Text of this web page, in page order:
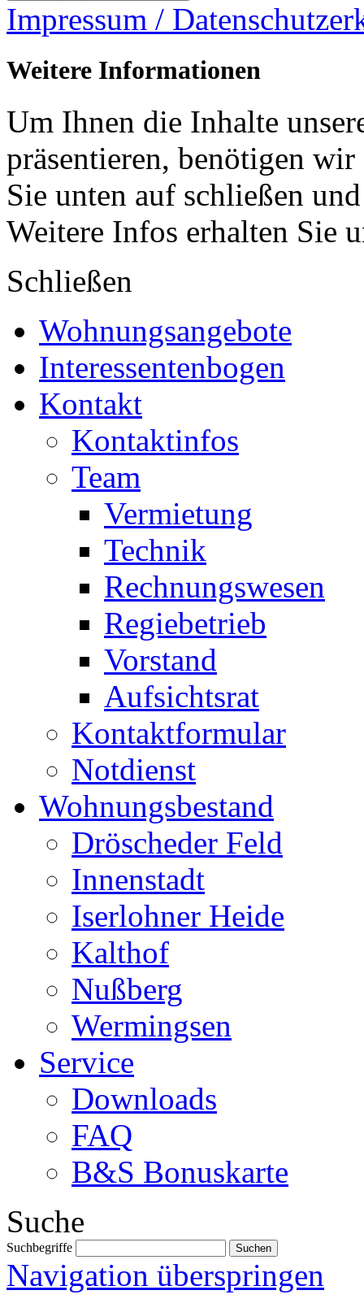
Impressum /
Weitere Informationen
Um Ihnen die Inhalte
präsentieren, benötigen
Sie unten auf schließen
Weitere Infos erhalten Sie
Schließen
Wohnungsangebote
Interessentenbogen
Kontakt
Kontaktinfos
Team
Vermietung
Technik
Rechnungswesen
Regiebetrieb
Vorstand
Aufsichtsrat
Kontaktformular
Notdienst
Wohnungsbestand
Dröscheder Feld
Innenstadt
Iserlohner Heide
Kalthof
Nußberg
Wermingsen
Service
Downloads
FAQ
B&S Bonuskarte
Suche
Suchbegriffe
Navigation überspringen